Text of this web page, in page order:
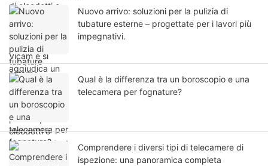
Sud America.
Nuovo arrivo: soluzioni per la pulizia di
tubature esterne – progettate per i lavori più
impegnativi.
Qual è la differenza tra un boroscopio e una
telecamera per fognature?
Comprendere i diversi tipi di telecamere di
ispezione: una panoramica completa